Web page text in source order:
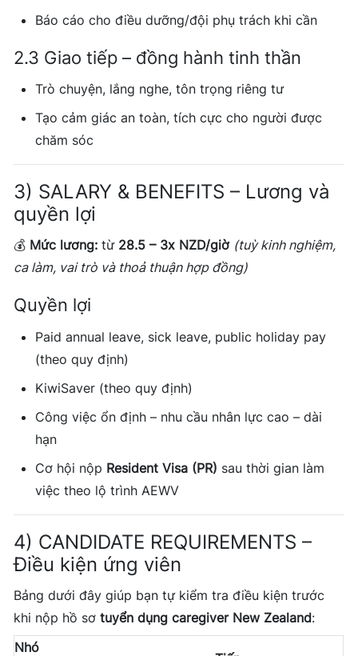
Báo cáo cho điều dưỡng/đội phụ trách khi cần
2.3 Giao tiếp – đồng hành tinh thần
Trò chuyện, lắng nghe, tôn trọng riêng tư
Tạo cảm giác an toàn, tích cực cho người được
chăm sóc
3) SALARY & BENEFITS – Lương và
quyền lợi
💰 Mức lương: từ 28.5 – 3x NZD/giờ (tuỳ kinh nghiệm,
ca làm, vai trò và thoả thuận hợp đồng)
Quyền lợi
Paid annual leave, sick leave, public holiday pay
(theo quy định)
KiwiSaver (theo quy định)
Công việc ổn định – nhu cầu nhân lực cao – dài
hạn
Cơ hội nộp Resident Visa (PR) sau thời gian làm
việc theo lộ trình AEWV
4) CANDIDATE REQUIREMENTS –
Điều kiện ứng viên
Bảng dưới đây giúp bạn tự kiểm tra điều kiện trước
khi nộp hồ sơtuyển dụng caregiver New Zealand:
Nhó